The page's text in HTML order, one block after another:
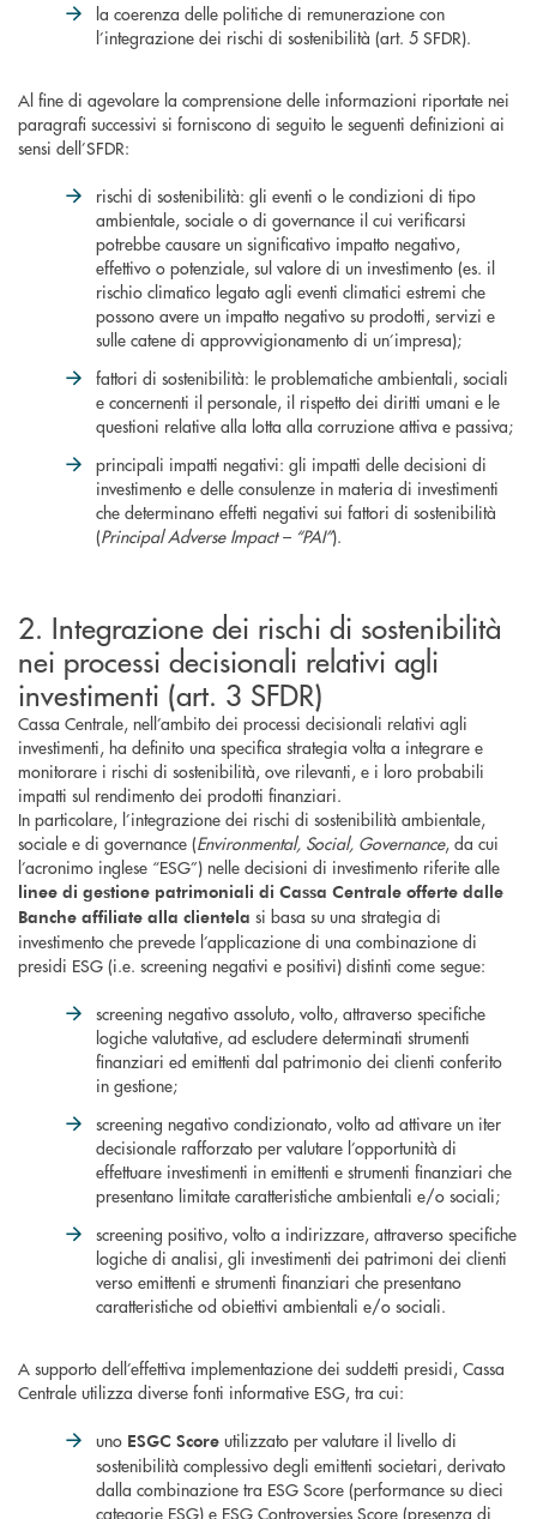
la coerenza delle politiche di remunerazione con
l’integrazione dei rischi di sostenibilità (art. 5 SFDR).
Al fine di agevolare la comprensione delle informazioni riportate nei
paragrafi successivi si forniscono di seguito le seguenti definizioni ai
sensi dell’SFDR:
rischi di sostenibilità: gli eventi o le condizioni di tipo
ambientale, sociale o di governance il cui verificarsi
potrebbe causare un significativo impatto negativo,
effettivo o potenziale, sul valore di un investimento (es. il
rischio climatico legato agli eventi climatici estremi che
possono avere un impatto negativo su prodotti, servizi e
sulle catene di approvvigionamento di un’impresa);
fattori di sostenibilità: le problematiche ambientali, sociali
e concernenti il personale, il rispetto dei diritti umani e le
questioni relative alla lotta alla corruzione attiva e passiva;
principali impatti negativi: gli impatti delle decisioni di
investimento e delle consulenze in materia di investimenti
che determinano effetti negativi sui fattori di sostenibilità
(Principal Adverse Impact – “PAI”).
2. Integrazione dei rischi di sostenibilità
nei processi decisionali relativi agli
investimenti (art. 3 SFDR)
Cassa Centrale, nell’ambito dei processi decisionali relativi agli
investimenti, ha definito una specifica strategia volta a integrare e
monitorare i rischi di sostenibilità, ove rilevanti, e i loro probabili
impatti sul rendimento dei prodotti finanziari.
In particolare, l’integrazione dei rischi di sostenibilità ambientale,
sociale e di governance (Environmental, Social, Governance, da cui
l’acronimo inglese “ESG”) nelle decisioni di investimento riferite alle
linee di gestione patrimoniali di Cassa Centrale offerte dalle
Banche affiliate alla clientela si basa su una strategia di
investimento che prevede l’applicazione di una combinazione di
presidi ESG (i.e. screening negativi e positivi) distinti come segue:
screening negativo assoluto, volto, attraverso specifiche
logiche valutative, ad escludere determinati strumenti
finanziari ed emittenti dal patrimonio dei clienti conferito
in gestione;
screening negativo condizionato, volto ad attivare un iter
decisionale rafforzato per valutare l’opportunità di
effettuare investimenti in emittenti e strumenti finanziari che
presentano limitate caratteristiche ambientali e/o sociali;
screening positivo, volto a indirizzare, attraverso specifiche
logiche di analisi, gli investimenti dei patrimoni dei clienti
verso emittenti e strumenti finanziari che presentano
caratteristiche od obiettivi ambientali e/o sociali.
A supporto dell’effettiva implementazione dei suddetti presidi, Cassa
Centrale utilizza diverse fonti informative ESG, tra cui:
uno ESGC Score utilizzato per valutare il livello di
sostenibilità complessivo degli emittenti societari, derivato
dalla combinazione tra ESG Score (performance su dieci
categorie ESG) e ESG Controversies Score (presenza di